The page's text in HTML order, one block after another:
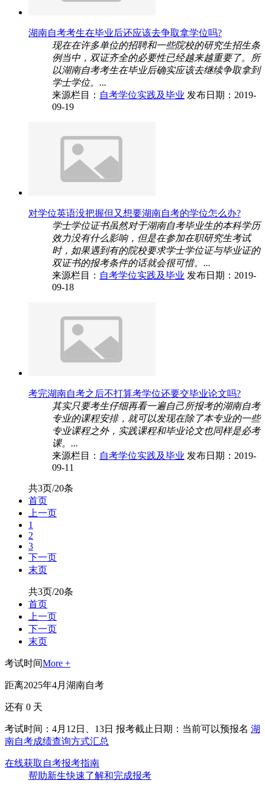
湖南自考考生在毕业后还应该去争取拿学位吗?
现在在许多单位的招聘和一些院校的研究生招生条
例当中，双证齐全的必要性已经越来越重要了。所
以湖南自考考生在毕业后确实应该去继续争取拿到
学士学位。...
来源栏目： 自考学位实践及毕业 发布日期：2019-
09-19
对学位英语没把握但又想要湖南自考的学位怎么办?
学士学位证书虽然对于湖南自考毕业生的本科学历
效力没有什么影响，但是在参加在职研究生考试
时，如果遇到有的院校要求学士学位证与毕业证的
双证书的报考条件的话就会很可惜。...
来源栏目： 自考学位实践及毕业 发布日期：2019-
09-18
考完湖南自考之后不打算考学位还要交毕业论文吗?
其实只要考生仔细再看一遍自己所报考的湖南自考
专业的课程安排，就可以发现在除了本专业的一些
专业课程之外，实践课程和毕业论文也同样是必考
课。...
来源栏目： 自考学位实践及毕业 发布日期：2019-
09-11
共3页/20条
首页
上一页
1
2
3
下一页
末页
共3页/20条
首页
上一页
下一页
末页
考试时间More +
距离2025年4月湖南自考
还有 0 天
考试时间：4月12日、13日 报考截止日期：当前可以预报名 湖
南自考成绩查询方式汇总
在线获取自考报考指南
帮助新生快速了解和完成报考